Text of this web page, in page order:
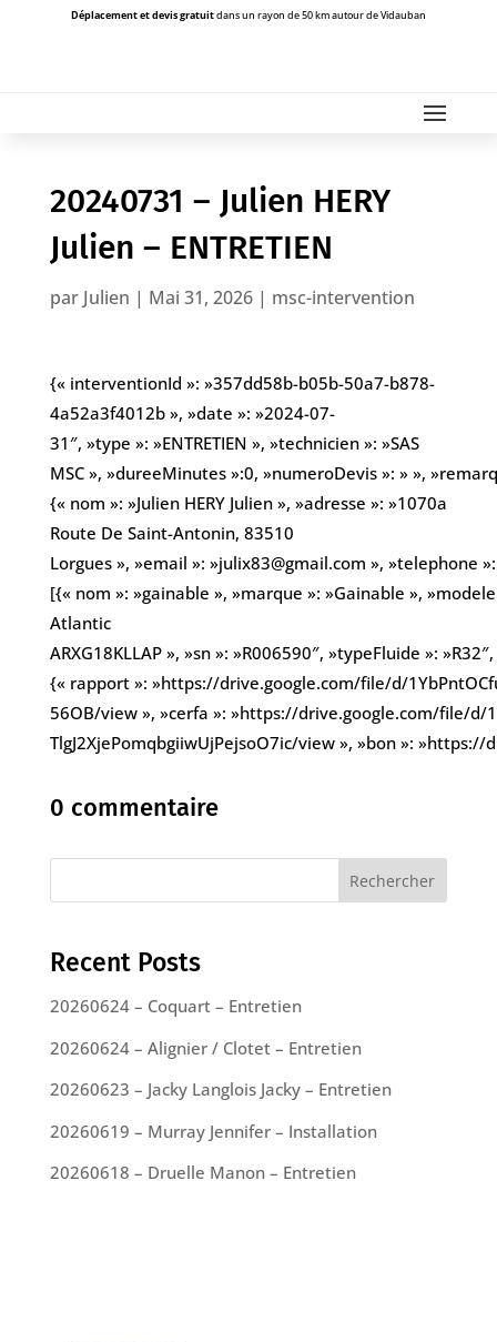
Déplacement et devis gratuitdans un rayon de 50 km autour de Vidauban
20240731 – Julien HERY
Julien – ENTRETIEN
par Julien | Mai 31, 2026| msc-intervention
{« interventionId »: »357dd58b-b05b-50a7-b878-
4a52a3f4012b », »date »: »2024-07-
31″, »type »: »ENTRETIEN », »technicien »: »SAS
MSC », »dureeMinutes »:0, »numeroDevis »: » »,
{« nom »: »Julien HERY Julien », »adresse »: »1070a
Route De Saint-Antonin, 83510
Lorgues », »email »: »julix83@gmail.com », »telephone
[{« nom »: »gainable », »marque »: »Gainable »,
Atlantic
ARXG18KLLAP », »sn »: »R006590″, »typeFluide »:
{« rapport »: »https://drive.google.com/file/d/
56OB/view », »cerfa »: »https://drive.google.com/file/d/
TlgJ2XjePomqbgiiwUjPejsoO7ic/view », »bon »:
0 commentaire
Rechercher
Recent Posts
20260624 – Coquart – Entretien
20260624 – Alignier / Clotet – Entretien
20260623 – Jacky Langlois Jacky – Entretien
20260619 – Murray Jennifer – Installation
20260618 – Druelle Manon – Entretien